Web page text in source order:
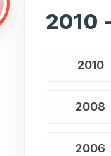
2010
2010
2008
2006